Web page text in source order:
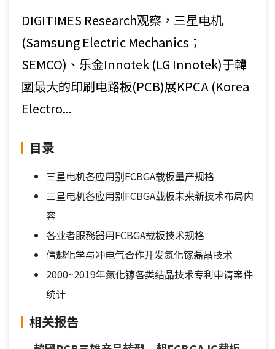
DIGITIMES Research观察，三星电机
(Samsung Electric Mechanics；
SEMCO)、乐金Innotek (LG Innotek)于韓
國最大的印刷电路板(PCB)展KPCA (Korea
Electro...
目录
三星电机各应用别FCBGA载板量产规格
三星电机各应用别FCBGA载板未来新技术布局内
容
各业者服務器用FCBGA载板技术规格
信越化学与冲电气合作开发氮化镓磊晶技术
2000~2019年氮化镓各类结晶技术专利申请案件
统计
相关报告